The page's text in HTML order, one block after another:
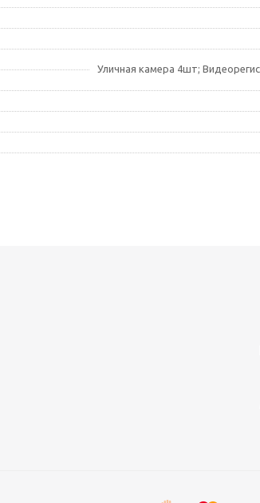
Уличная камера 4шт;